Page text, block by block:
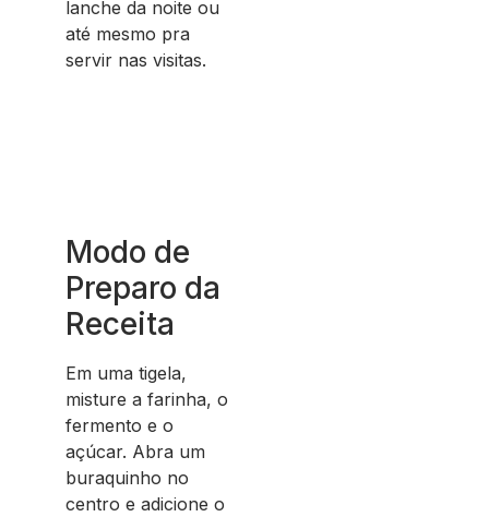
lanche da noite ou
até mesmo pra
servir nas visitas.
Modo de
Preparo da
Receita
Em uma tigela,
misture a farinha, o
fermento e o
açúcar. Abra um
buraquinho no
centro e adicione o